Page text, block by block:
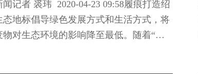
闻记者 裘玮 2020-04-23 09:58履痕打造绍
态地标倡导绿色发展方式和生活方式，将
物对生态环境的影响降至最低。随着“无